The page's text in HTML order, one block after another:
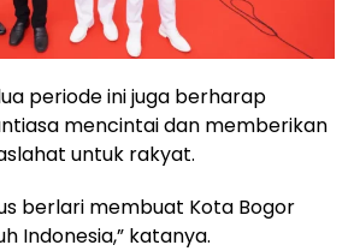
periode ini juga berharap
mencintai dan memberikan
untuk rakyat.
berlari membuat Kota Bogor
Indonesia,” katanya.